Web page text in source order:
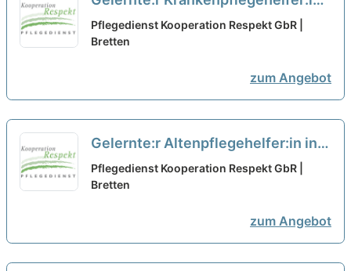
in Teilzeit (20h) (m/w/d) – Wir
suchen Zuwachs in unserem Team!
Pflegedienst Kooperation Respekt GbR |
Bretten
zum Angebot
Gelernte:r Altenpflegehelfer:in in
Teilzeit (20h) (m/w/d) – Wir suchen
Zuwachs in unserem Team!
Pflegedienst Kooperation Respekt GbR |
Bretten
zum Angebot